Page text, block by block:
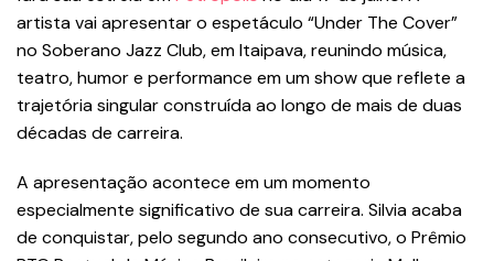
artista vai apresentar o espetáculo “Under The Cover”
no Soberano Jazz Club, em Itaipava, reunindo música,
teatro, humor e performance em um show que reflete a
trajetória singular construída ao longo de mais de duas
décadas de carreira.
A apresentação acontece em um momento
especialmente significativo de sua carreira. Silvia acaba
de conquistar, pelo segundo ano consecutivo, o Prêmio